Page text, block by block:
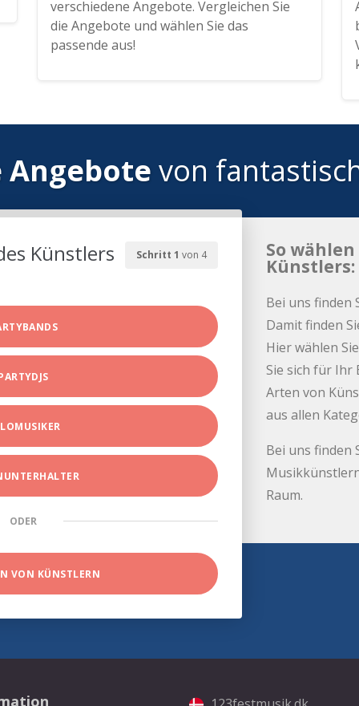
verschiedene Angebote. Vergleichen Sie
die Angebote und wählen Sie das
passende aus!
Angebote von
Schritt 1 von 4
Künstlers
ODER
VON KÜNSTLERN
So
Künstlers:
Bei uns finden
Damit finden
Hier wählen
Sie sich für Ihr
Arten von
aus allen
Bei uns finden
Raum.